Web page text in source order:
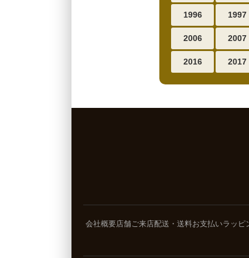
1996 1997
2006 2007
2016 2017
会社概要店舗ご来店配送・送料お支払いラッピ